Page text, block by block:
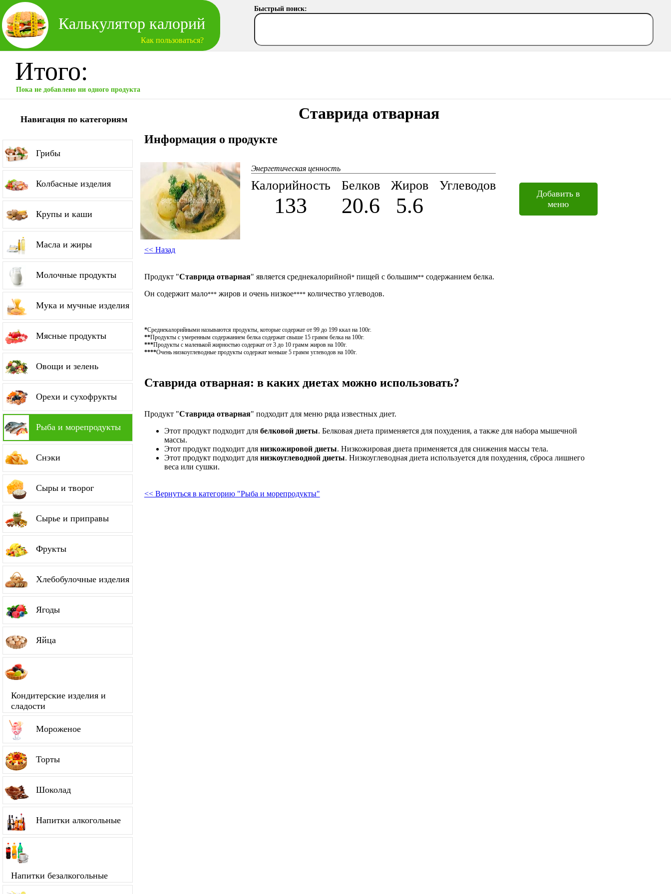
Калькулятор калорий
Как пользоваться?
Быстрый поиск:
Итого:
Пока не добавлено ни одного продукта
Навигация по категориям
Грибы
Колбасные изделия
Крупы и каши
Масла и жиры
Молочные продукты
Мука и мучные изделия
Мясные продукты
Овощи и зелень
Орехи и сухофрукты
Рыба и морепродукты
Снэки
Сыры и творог
Сырье и приправы
Фрукты
Хлебобулочные изделия
Ягоды
Яйца
Кондитерские изделия и
сладости
Мороженое
Торты
Шоколад
Напитки алкогольные
Напитки безалкогольные
Ставрида отварная
Информация о продукте
Калорийность
Энергетическая ценность
133
Белков
20.6
Жиров
5.6
Углеводов
Добавить в
меню
<< Назад
Продукт "Ставрида отварная" является среднекалорийной*пищей с большим**содержанием белка.
Он содержит мало***жиров и очень низкое****количество углеводов.
*Среднекалорийными называются продукты, которые содержат от 99 до 199 ккал на 100г.
**Продукты с умеренным содержанием белка содержат свыше 15 грамм белка на 100г.
***Продукты с маленькой жирностью содержат от 3 до 10 грамм жиров на 100г.
****Очень низкоуглеводные продукты содержат меньше 5 грамм углеводов на 100г.
Ставрида отварная: в каких диетах можно использовать?
Продукт "Ставрида отварная" подходит для меню ряда известных диет.
Этот продукт подходит для белковой диеты. Белковая диета применяется для похудения, а также для набора мышечной
массы.
Этот продукт подходит для низкожировой диеты. Низкожировая диета применяется для снижения массы тела.
Этот продукт подходит для низкоуглеводной диеты. Низкоуглеводная диета используется для похудения, сброса лишнего
веса или сушки.
<< Вернуться в категорию "Рыба и морепродукты"